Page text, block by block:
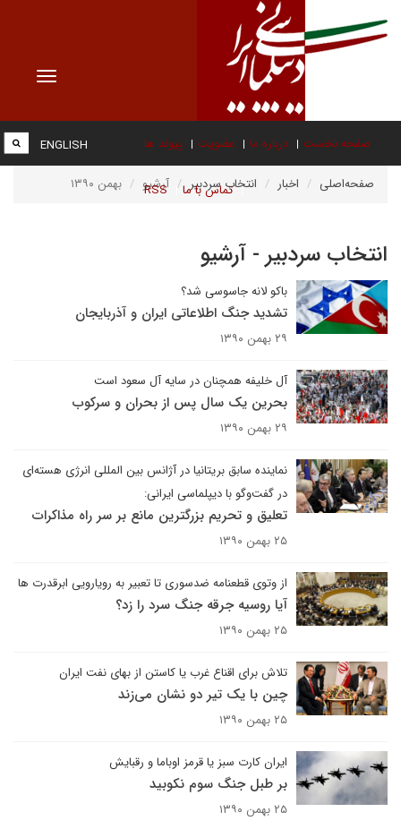
Toggle
صفحه نخست درباره ما عضویت پیوند ها
تماس با ما RSS
ENGLISH
صفحه‌اصلی اخبار انتخاب سردبیر آرشیو بهمن ۱۳۹۰
انتخاب سردبیر - آرشیو
باکو لانه جاسوسی شد؟
تشدید جنگ اطلاعاتی ایران و آذربایجان
۲۹ بهمن ۱۳۹۰
آل خلیفه همچنان در سایه آل سعود است
بحرین یک سال پس از بحران و سرکوب
۲۹ بهمن ۱۳۹۰
نماینده سابق بریتانیا در آژانس بین المللی انرژی هسته‌ای
در گفت‌وگو با دیپلماسی ایرانی:
تعلیق و تحریم بزرگترین مانع بر سر راه مذاکرات
۲۵ بهمن ۱۳۹۰
از وتوی قطعنامه ضدسوری تا تعبیر به رویارویی ابرقدرت ها
آیا روسیه جرقه جنگ سرد را زد؟
۲۵ بهمن ۱۳۹۰
تلاش برای اقناع غرب یا کاستن از بهای نفت ایران
چین با یک تیر دو نشان می‌زند
۲۵ بهمن ۱۳۹۰
ایران کارت سبز یا قرمز اوباما و رقبایش
بر طبل جنگ سوم نکوبید
۲۵ بهمن ۱۳۹۰